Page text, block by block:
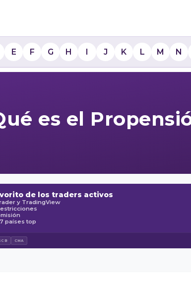
E F G H I J K L M N
es el
de los traders activos
y TradingView
países top
CMA